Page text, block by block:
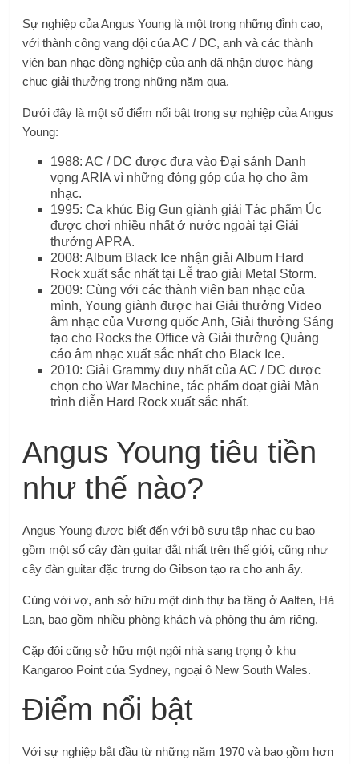
Sự nghiệp của Angus Young là một trong những đỉnh cao,
với thành công vang dội của AC / DC, anh và các thành
viên ban nhạc đồng nghiệp của anh đã nhận được hàng
chục giải thưởng trong những năm qua.
Dưới đây là một số điểm nổi bật trong sự nghiệp của Angus
Young:
1988: AC / DC được đưa vào Đại sảnh Danh
vọng ARIA vì những đóng góp của họ cho âm
nhạc.
1995: Ca khúc Big Gun giành giải Tác phẩm Úc
được chơi nhiều nhất ở nước ngoài tại Giải
thưởng APRA.
2008: Album Black Ice nhận giải Album Hard
Rock xuất sắc nhất tại Lễ trao giải Metal Storm.
2009: Cùng với các thành viên ban nhạc của
mình, Young giành được hai Giải thưởng Video
âm nhạc của Vương quốc Anh, Giải thưởng Sáng
tạo cho Rocks the Office và Giải thưởng Quảng
cáo âm nhạc xuất sắc nhất cho Black Ice.
2010: Giải Grammy duy nhất của AC / DC được
chọn cho War Machine, tác phẩm đoạt giải Màn
trình diễn Hard Rock xuất sắc nhất.
Angus Young tiêu tiền
như thế nào?
Angus Young được biết đến với bộ sưu tập nhạc cụ bao
gồm một số cây đàn guitar đắt nhất trên thế giới, cũng như
cây đàn guitar đặc trưng do Gibson tạo ra cho anh ấy.
Cùng với vợ, anh sở hữu một dinh thự ba tầng ở Aalten, Hà
Lan, bao gồm nhiều phòng khách và phòng thu âm riêng.
Cặp đôi cũng sở hữu một ngôi nhà sang trọng ở khu
Kangaroo Point của Sydney, ngoại ô New South Wales.
Điểm nổi bật
Với sự nghiệp bắt đầu từ những năm 1970 và bao gồm hơn